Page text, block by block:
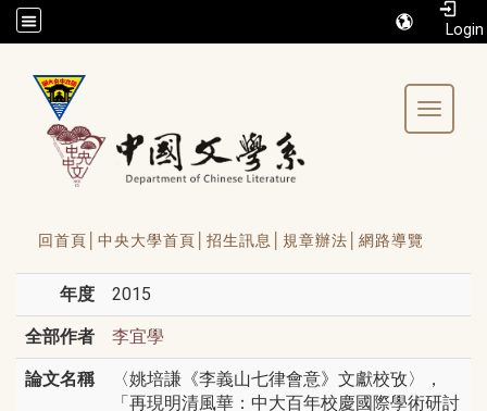
/accesskey"" title="Toolbar">:::
Toggle
回首頁│ 中央大學首頁│ 招生訊息│ 規章辦法│ 網路導覽
年度 2015
全部作者 李宜學
論文名稱
〈姚培謙《李義山七律會意》文獻校攷〉，
「再現明清風華：中大百年校慶國際學術研討